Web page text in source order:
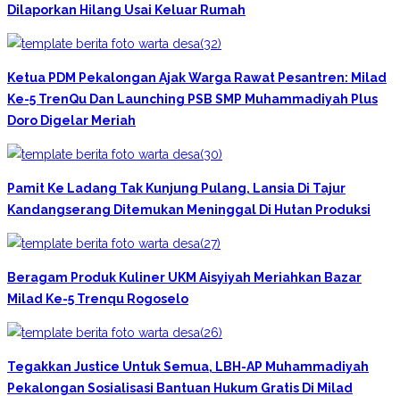
Dilaporkan Hilang Usai Keluar Rumah
Ketua PDM Pekalongan Ajak Warga Rawat Pesantren: Milad
Ke-5 TrenQu Dan Launching PSB SMP Muhammadiyah Plus
Doro Digelar Meriah
Pamit Ke Ladang Tak Kunjung Pulang, Lansia Di Tajur
Kandangserang Ditemukan Meninggal Di Hutan Produksi
Beragam Produk Kuliner UKM Aisyiyah Meriahkan Bazar
Milad Ke-5 Trenqu Rogoselo
Tegakkan Justice Untuk Semua, LBH-AP Muhammadiyah
Pekalongan Sosialisasi Bantuan Hukum Gratis Di Milad